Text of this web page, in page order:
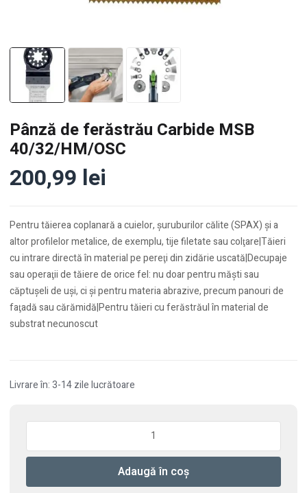
Pânză de ferăstrău Carbide MSB
40/32/HM/OSC
200,99 lei
Pentru tăierea coplanară a cuielor, şuruburilor călite (SPAX) şi a
altor profilelor metalice, de exemplu, tije filetate sau colţare|Tăieri
cu intrare directă în material pe pereţi din zidărie uscată|Decupaje
sau operaţii de tăiere de orice fel: nu doar pentru măşti sau
căptuşeli de uşi, ci şi pentru materia abrazive, precum panouri de
faţadă sau cărămidă|Pentru tăieri cu ferăstrăul în material de
substrat necunoscut
Livrare în: 3-14 zile lucrătoare
Cantitate
de
Carbide
Adaugă în coș